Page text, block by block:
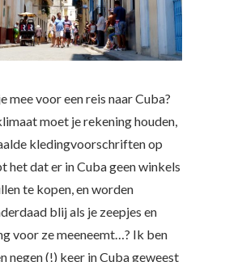
mee voor een reis naar Cuba?
moet je rekening houden,
kledingvoorschriften op
het dat er in Cuba geen winkels
te kopen, en worden
blij als je zeepjes en
voor ze meeneemt…? Ik ben
negen (!) keer in Cuba geweest